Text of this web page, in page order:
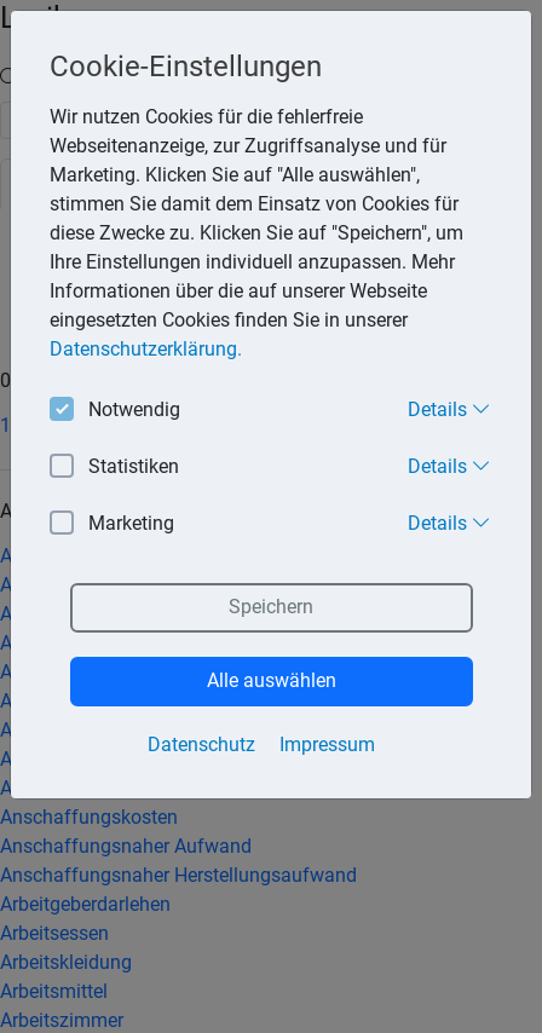
Lexika
Volltext-Suche in den Lexika
Suchen
Steuerlexikon Rechtslexikon
A B C D E F G H I K L M N
Q R S T U V W Z
0-9
183-Tage-Regelung
A
Abfindung
Abflussprinzip
Abführung der Lohnsteuer
Abgeltungsteuer
Abschreibung
Abzugsverbot
Alterseinkünftegesetz
Altersentlastungsbetrag
Amtsveranlagung
Anschaffungskosten
Anschaffungsnaher Aufwand
Anschaffungsnaher Herstellungsaufwand
Arbeitgeberdarlehen
Arbeitsessen
Arbeitskleidung
Arbeitsmittel
Arbeitszimmer
Cookie-Einstellungen
Wir nutzen Cookies für die fehlerfreie
Webseitenanzeige, zur Zugriffsanalyse und für
Marketing. Klicken Sie auf "Alle auswählen",
stimmen Sie damit dem Einsatz von Cookies für
diese Zwecke zu. Klicken Sie auf "Speichern", um
Ihre Einstellungen individuell anzupassen. Mehr
Informationen über die auf unserer Webseite
eingesetzten Cookies finden Sie in unserer
Datenschutzerklärung.
Notwendig Details
Statistiken Details
Marketing Details
Datenschutz Impressum
Speichern
Alle auswählen